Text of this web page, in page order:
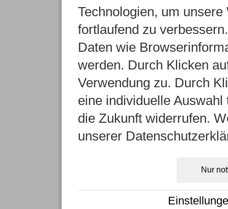
Technologien, um
fortlaufend zu
Daten wie
werden. Durch Klicken
Verwendung zu. Durch
eine individuelle
die Zukunft widerrufen.
unserer
Nur